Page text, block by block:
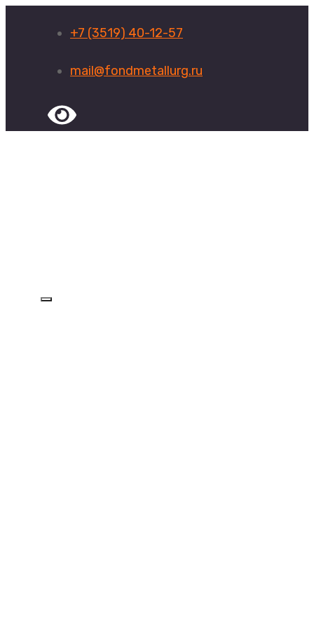
+7 (3519) 40-12-57
mail@fondmetallurg.ru